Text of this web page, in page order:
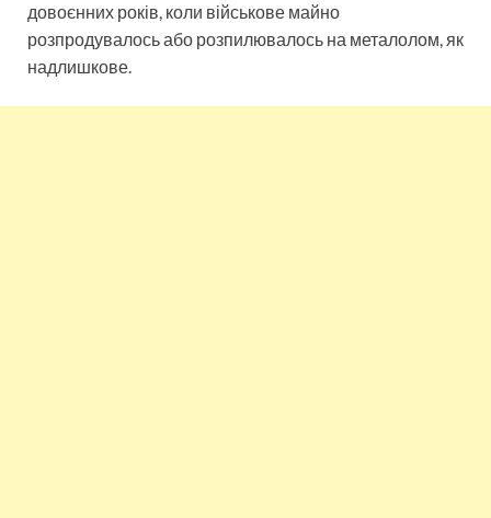
довоєнних років, коли військове майно
розпродувалось або розпилювалось на металолом, як
надлишкове.